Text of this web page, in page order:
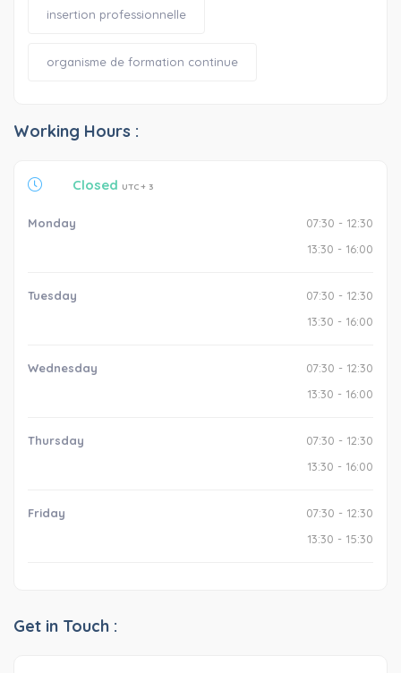
insertion professionnelle
organisme de formation continue
Working Hours :
Closed UTC + 3
Monday
07:30 - 12:30
13:30 - 16:00
Tuesday
07:30 - 12:30
13:30 - 16:00
Wednesday
07:30 - 12:30
13:30 - 16:00
Thursday
07:30 - 12:30
13:30 - 16:00
Friday
07:30 - 12:30
13:30 - 15:30
Get in Touch :